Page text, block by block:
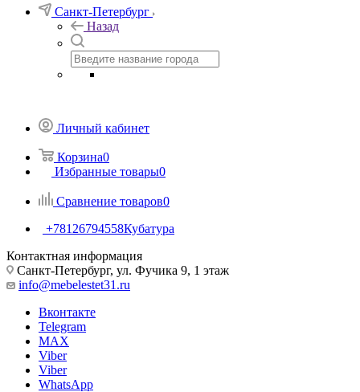
Санкт-Петербург
Назад
Личный кабинет
Корзина0
Избранные товары0
Сравнение товаров0
+78126794558Кубатура
Контактная информация
Санкт-Петербург, ул. Фучика 9, 1 этаж
info@mebelestet31.ru
Вконтакте
Telegram
MAX
Viber
Viber
WhatsApp